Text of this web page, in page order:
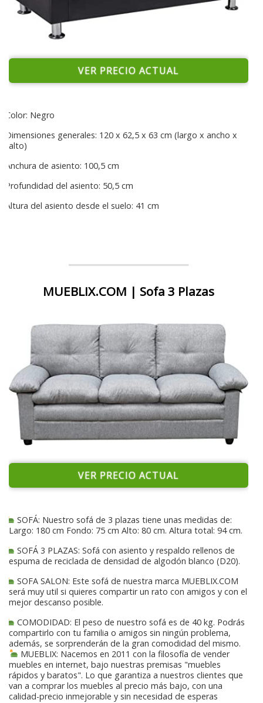
VER PRECIO ACTUAL
Color: Negro
Dimensiones generales: 120 x 62,5 x 63 cm (largo x ancho x
alto)
Anchura de asiento: 100,5 cm
Profundidad del asiento: 50,5 cm
Altura del asiento desde el suelo: 41 cm
MUEBLIX.COM | Sofa 3 Plazas
VER PRECIO ACTUAL
SOFÁ: Nuestro sofá de 3 plazas tiene unas medidas de:
Largo: 180 cm Fondo: 75 cm Alto: 80 cm. Altura total: 94 cm.
SOFÁ 3 PLAZAS: Sofá con asiento y respaldo rellenos de
espuma de reciclada de densidad de algodón blanco (D20).
SOFA SALON: Este sofá de nuestra marca MUEBLIX.COM
será muy util si quieres compartir un rato con amigos y con el
mejor descanso posible.
COMODIDAD: El peso de nuestro sofá es de 40 kg. Podrás
compartirlo con tu familia o amigos sin ningún problema,
además, se sorprenderán de la gran comodidad del mismo.
MUEBLIX: Nacemos en 2011 con la filosofía de vender
muebles en internet, bajo nuestras premisas "muebles
rápidos y baratos". Lo que garantiza a nuestros clientes que
van a comprar los muebles al precio más bajo, con una
calidad-precio inmejorable y sin necesidad de esperas